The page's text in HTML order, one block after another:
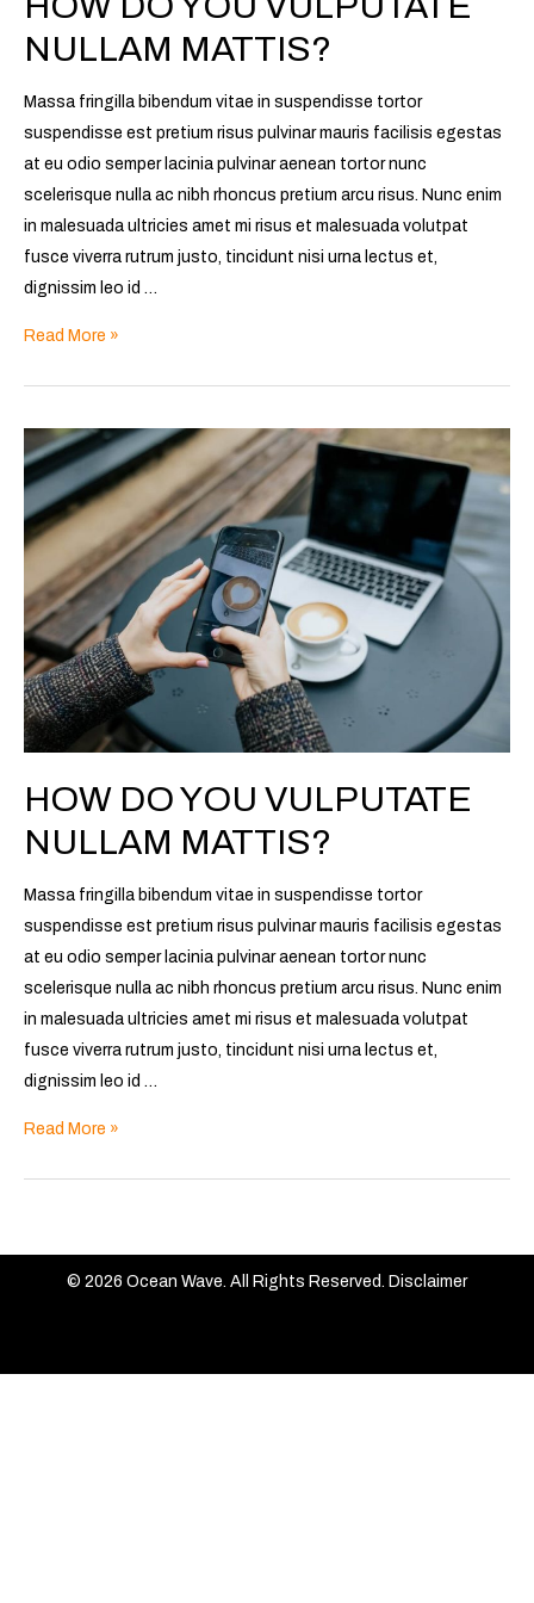
NULLAM MATTIS?
Massa fringilla bibendum vitae in suspendisse tortor
suspendisse est pretium risus pulvinar mauris facilisis egestas
at eu odio semper lacinia pulvinar aenean tortor nunc
scelerisque nulla ac nibh rhoncus pretium arcu risus. Nunc enim
in malesuada ultricies amet mi risus et malesuada volutpat
fusce viverra rutrum justo, tincidunt nisi urna lectus et,
dignissim leo id …
Read More »
HOW DO YOU VULPUTATE
NULLAM MATTIS?
Massa fringilla bibendum vitae in suspendisse tortor
suspendisse est pretium risus pulvinar mauris facilisis egestas
at eu odio semper lacinia pulvinar aenean tortor nunc
scelerisque nulla ac nibh rhoncus pretium arcu risus. Nunc enim
in malesuada ultricies amet mi risus et malesuada volutpat
fusce viverra rutrum justo, tincidunt nisi urna lectus et,
dignissim leo id …
How
do
you
vulputate
nullam
mattis?
Read More »
© 2026 Ocean Wave. All Rights Reserved. Disclaimer